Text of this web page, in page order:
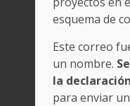
esquema de
Este correo
un nombre.
la
para enviar